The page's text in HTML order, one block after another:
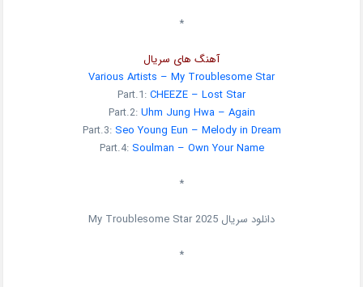
*
آهنگ های سریال
Various Artists – My Troublesome Star
Part.1:CHEEZE – Lost Star
Part.2:Uhm Jung Hwa – Again
Part.3:Seo Young Eun – Melody in Dream
Part.4:Soulman – Own Your Name
*
دانلود سریال My Troublesome Star 2025
*